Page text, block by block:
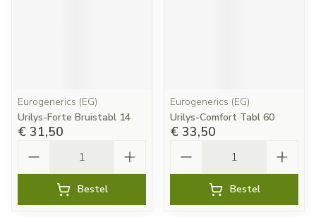
Eurogenerics (EG)
Urilys-Forte Bruistabl 14
€ 31,50
Bestel
Eurogenerics (EG)
Urilys-Comfort Tabl 60
€ 33,50
Bestel